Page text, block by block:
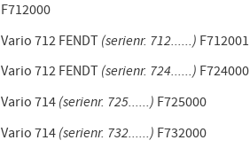
F712000
Vario 712 FENDT(serienr. 712......) F712001
Vario 712 FENDT(serienr. 724......) F724000
Vario 714(serienr. 725......) F725000
Vario 714 (serienr. 732......) F732000